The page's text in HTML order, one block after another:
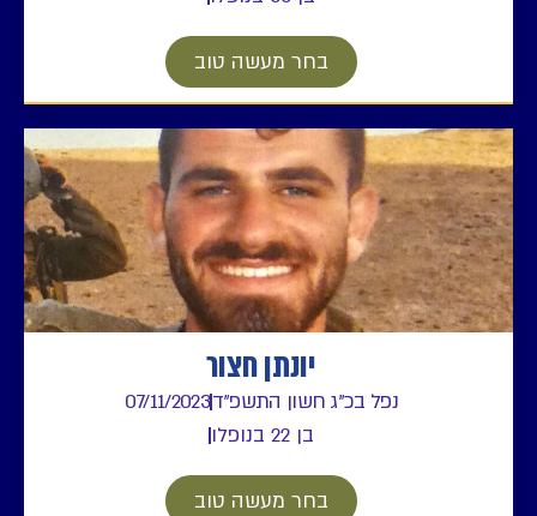
בחר מעשה טוב
יונתן חצור
נפל בכ"ג חשון התשפ"ד07/11/2023
בן 22 בנופלו
בחר מעשה טוב